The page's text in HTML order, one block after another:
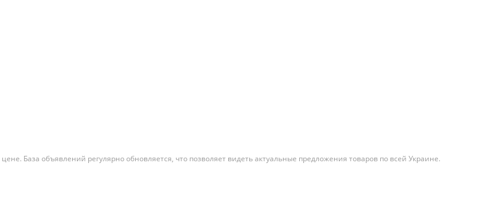
База объявлений регулярно обновляется, что позволяет видеть актуальные предложения товаров по всей Украине.